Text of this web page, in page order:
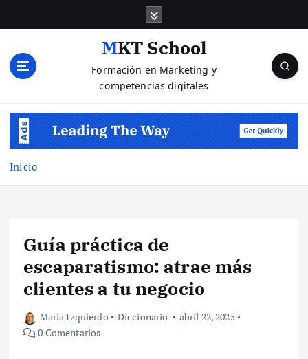
MKT School
Formación en Marketing y
competencias digitales
Inicio
Guía práctica de
escaparatismo: atrae más
clientes a tu negocio
Maria Izquierdo Diccionario
abril 22, 2025
0 Comentarios